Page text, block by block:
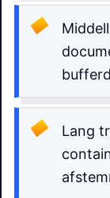
Lang